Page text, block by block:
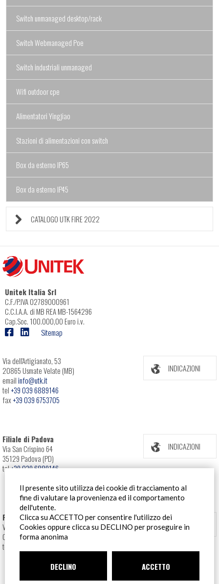
Il presente sito utilizza dei cookie di tracciamento al
fine di valutare la provenienza ed il comportamento
dell'utente.
Clicca su ACCETTO per consentire l'utilizzo dei
Cookies oppure clicca su DECLINO per proseguire in
forma anonima
DECLINO ACCETTO
Switch unmanaged desktop/rack
Switch Webmanaged Poe
Switch industriali unmanaged
Wifi outdoor cpe
Alimentatori Yingjiao
Stazioni di alimentazioni con switch
Box da esterno IP65
Box da esterno IP45
CATALOGO UTK FIRE 2022
Unitek Italia Srl
C.F./P.IVA 02789000961
C.C.I.A.A. di MB REA MB-1564296
Cap.Soc. 100.000,00 Euro i.v.
Sitemap
Via dell'Artigianato, 53
20865 Usmate Velate (MB)
emailinfo@utk.it
tel+39 039 6889146
fax+39 039 6753705
INDICAZIONI
Filiale di Padova
Via San Crispino 64
35129 Padova (PD)
tel+39 039 6889146
INDICAZIONI
Filiale Roma
Via Pontina 583
00128 Roma (RM)
tel
INDICAZIONI